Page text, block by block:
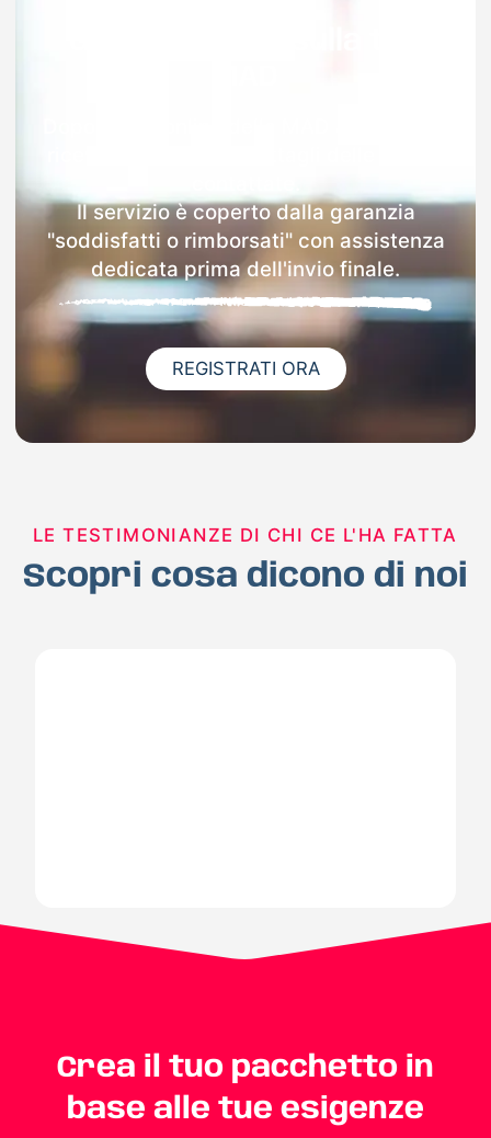
Il servizio è coperto dalla garanzia
"soddisfatti o rimborsati" con assistenza
dedicata prima dell'invio finale.
REGISTRATI ORA
LE TESTIMONIANZE DI CHI CE L'HA FATTA
Scopri cosa dicono di noi
Crea il tuo pacchetto in
base alle tue esigenze